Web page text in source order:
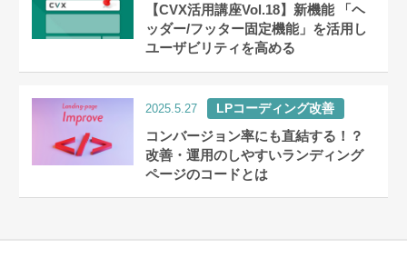
【CVX活用講座Vol.18】新機能 「ヘ
ッダー/フッター固定機能」を活用し
ユーザビリティを高める
2025.5.27 LPコーディング改善
コンバージョン率にも直結する！？
改善・運用のしやすいランディング
ページのコードとは